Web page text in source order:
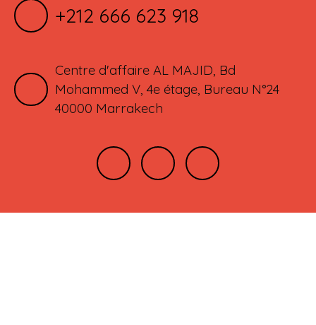
+212 666 623 918
Centre d'affaire AL MAJID, Bd
Mohammed V, 4e étage, Bureau N°24
40000 Marrakech